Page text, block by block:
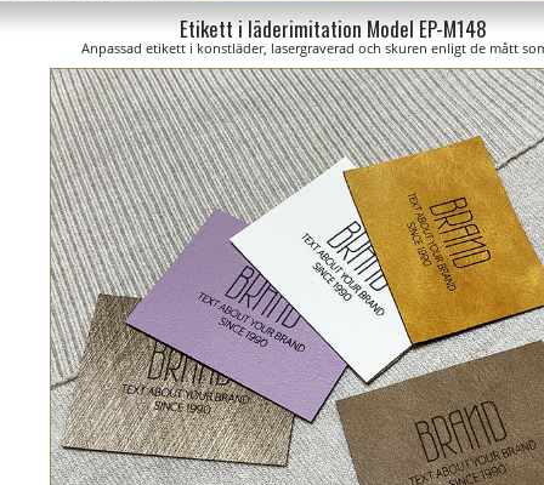
Etikett i läderimitation Model EP-M148
Anpassad etikett i konstläder, lasergraverad och skuren enligt de mått